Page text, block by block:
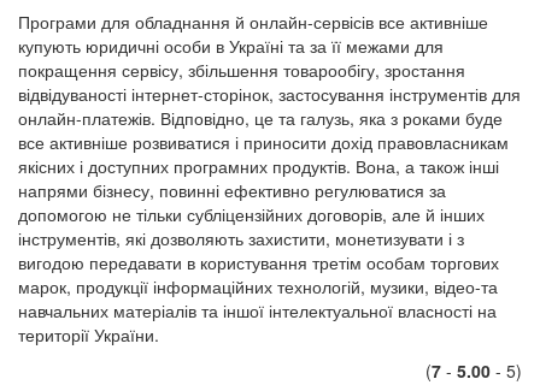
Програми для обладнання й онлайн-сервісів все активніше
купують юридичні особи в Україні та за її межами для
покращення сервісу, збільшення товарообігу, зростання
відвідуваності інтернет-сторінок, застосування інструментів для
онлайн-платежів. Відповідно, це та галузь, яка з роками буде
все активніше розвиватися і приносити дохід правовласникам
якісних і доступних програмних продуктів. Вона, а також інші
напрями бізнесу, повинні ефективно регулюватися за
допомогою не тільки субліцензійних договорів, але й інших
інструментів, які дозволяють захистити, монетизувати і з
вигодою передавати в користування третім особам торгових
марок, продукції інформаційних технологій, музики, відео-та
навчальних матеріалів та іншої інтелектуальної власності на
території України.
(7 - 5.00 - 5)